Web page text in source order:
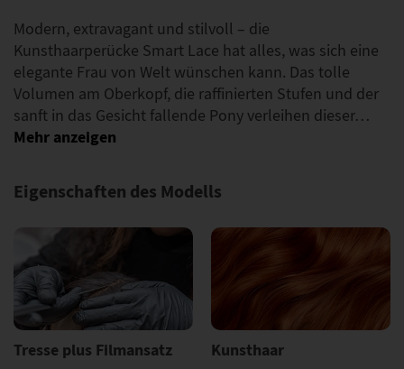
Modern, extravagant und stilvoll – die
Kunsthaarperücke Smart Lace hat alles, was sich eine
elegante Frau von Welt wünschen kann. Das tolle
Volumen am Oberkopf, die raffinierten Stufen und der
sanft in das Gesicht fallende Pony verleihen dieser…
Eigenschaften des Modells
Tresse plus Filmansatz Kunsthaar